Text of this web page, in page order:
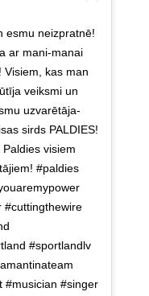
esmu neizpratnē!
ar mani-manai
Visiem, kas man
veiksmi un
uzvarētāja-
sirds PALDIES!
visiem
#paldies
#cuttingthewire
#sportlandlv
#musician #singer